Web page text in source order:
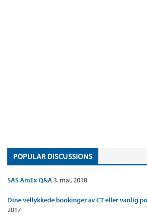
POPULAR DISCUSSIONS
SAS AmEx Q&A3. mai, 2018
Dine vellykkede bookinger av CT eller vanlig
2017